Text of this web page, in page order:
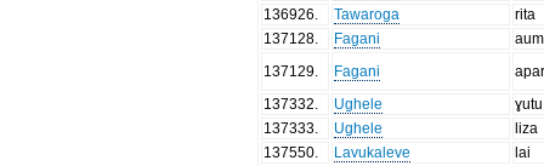
136926
Tawaroga
rita
137128
Fagani
137129
Fagani
137332
Ughele
ɣutu
137333
Ughele
liza
137550
Lavukaleve
lai